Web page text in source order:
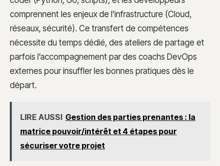
comprennent les enjeux de l’infrastructure (Cloud,
réseaux, sécurité). Ce transfert de compétences
nécessite du temps dédié, des ateliers de partage et
parfois l’accompagnement par des coachs DevOps
externes pour insuffler les bonnes pratiques dès le
départ.
LIRE AUSSI Gestion des parties prenantes : la
matrice pouvoir/intérêt et 4 étapes pour
sécuriser votre projet